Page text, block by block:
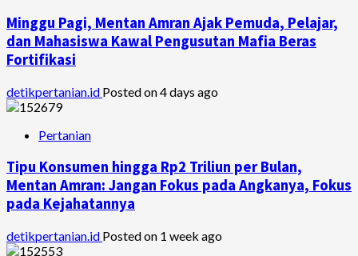
Minggu Pagi, Mentan Amran Ajak Pemuda, Pelajar,
dan Mahasiswa Kawal Pengusutan Mafia Beras
Fortifikasi
detikpertanian.id Posted on 4 days ago
Pertanian
Tipu Konsumen hingga Rp2 Triliun per Bulan,
Mentan Amran: Jangan Fokus pada Angkanya, Fokus
pada Kejahatannya
detikpertanian.id Posted on 1 week ago